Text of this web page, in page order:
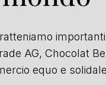
AG, Chocolat
equo e